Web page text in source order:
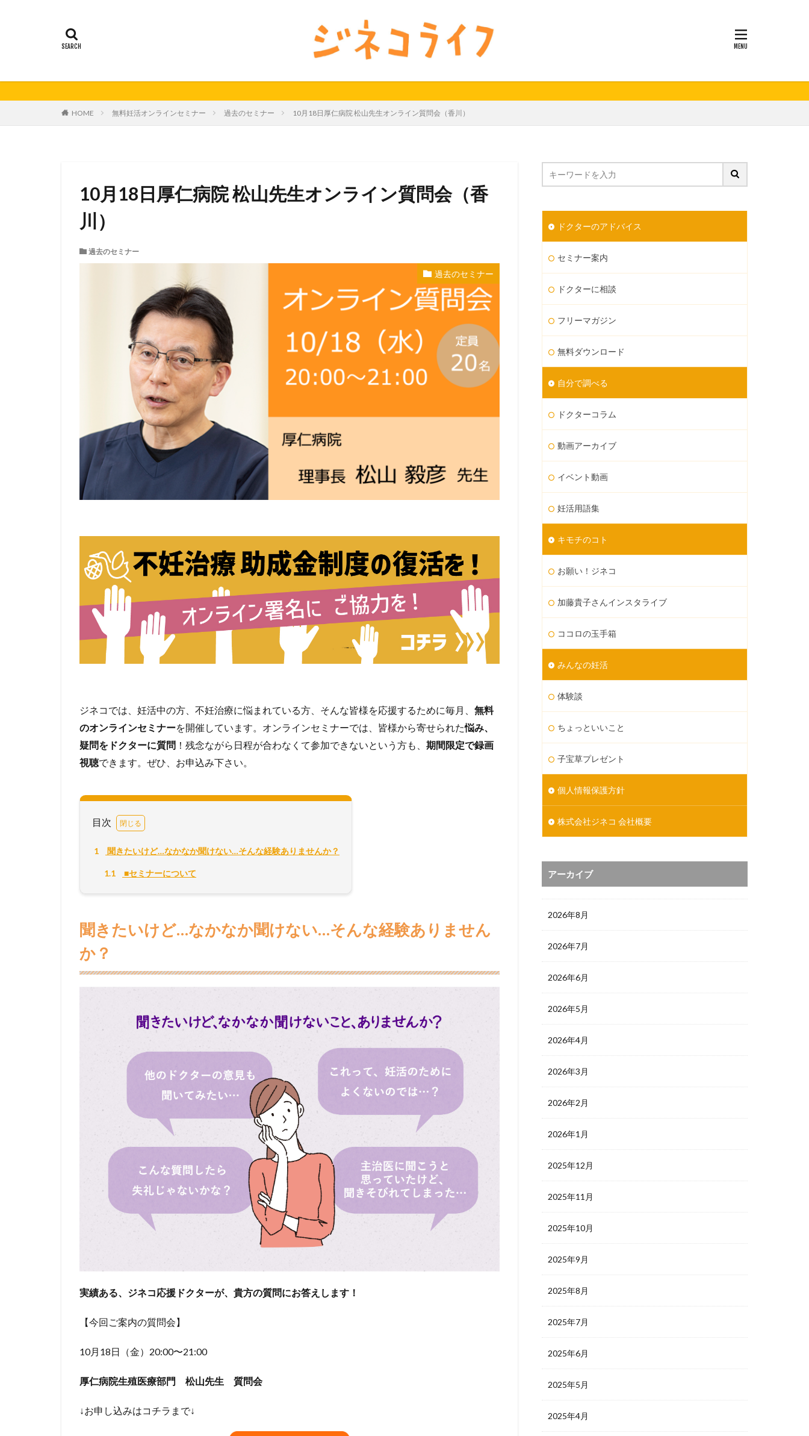
HOME 無料妊活オンラインセミナー 過去のセミナー 10月18日厚仁病院 松山先生オンライン質問会（香川）
10月18日厚仁病院 松山先生オンライン質問会（香
川）
過去のセミナー
過去のセミナー
ジネコでは、妊活中の方、不妊治療に悩まれている方、そんな皆様を応援するために毎月、 無料
のオンラインセミナーを開催しています。オンラインセミナーでは、皆様から寄せられた悩み、
疑問をドクターに質問 ！残念ながら日程が合わなくて参加できないという方も、 期間限定で録画
視聴できます。ぜひ、お申込み下さい。
目次
1 聞きたいけど…なかなか聞けない…そんな経験ありませんか？
1.1 ■セミナーについて
聞きたいけど…なかなか聞けない…そんな経験ありません
か？
実績ある、ジネコ応援ドクターが、貴方の質問にお答えします！
【今回ご案内の質問会】
10月18日（金）20:00〜21:00
厚仁病院生殖医療部門 松山先生 質問会
↓お申し込みはコチラまで↓
ドクターのアドバイス
セミナー案内
ドクターに相談
フリーマガジン
無料ダウンロード
自分で調べる
ドクターコラム
動画アーカイブ
イベント動画
妊活用語集
キモチのコト
お願い！ジネコ
加藤貴子さんインスタライブ
ココロの玉手箱
みんなの妊活
体験談
ちょっといいこと
子宝草プレゼント
個人情報保護方針
株式会社ジネコ 会社概要
アーカイブ
2026年8月
2026年7月
2026年6月
2026年5月
2026年4月
2026年3月
2026年2月
2026年1月
2025年12月
2025年11月
2025年10月
2025年9月
2025年8月
2025年7月
2025年6月
2025年5月
2025年4月
セミナー動画公開
無料妊活オンラインセミナー 男性不妊